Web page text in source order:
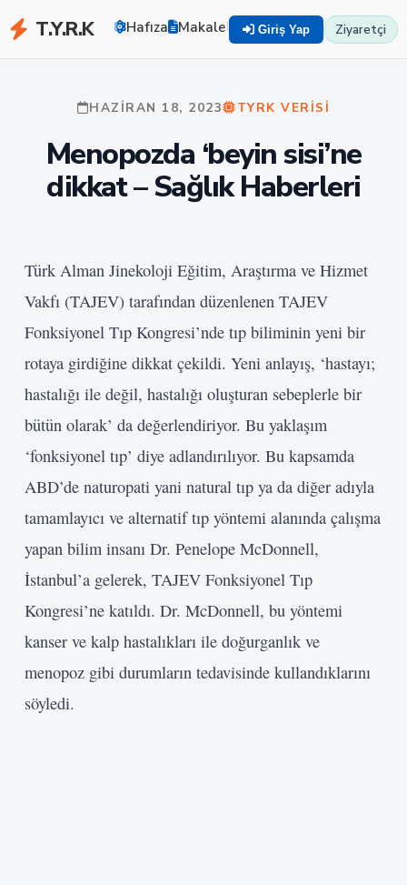
T.Y.R.K Hafıza Makaleler Zekayı Eğit TYRK
Giriş Yap Ziyaretçi
HAZIRAN 18, 2023 TYRK VERISI
Menopozda ‘beyin sisi’ne
dikkat – Sağlık Haberleri
Türk Alman Jinekoloji Eğitim, Araştırma ve Hizmet
Vakfı (TAJEV) tarafından düzenlenen TAJEV
Fonksiyonel Tıp Kongresi’nde tıp biliminin yeni bir
rotaya girdiğine dikkat çekildi. Yeni anlayış, ‘hastayı;
hastalığı ile değil, hastalığı oluşturan sebeplerle bir
bütün olarak’ da değerlendiriyor. Bu yaklaşım
‘fonksiyonel tıp’ diye adlandırılıyor. Bu kapsamda
ABD’de naturopati yani natural tıp ya da diğer adıyla
tamamlayıcı ve alternatif tıp yöntemi alanında çalışma
yapan bilim insanı Dr. Penelope McDonnell,
İstanbul’a gelerek, TAJEV Fonksiyonel Tıp
Kongresi’ne katıldı. Dr. McDonnell, bu yöntemi
kanser ve kalp hastalıkları ile doğurganlık ve
menopoz gibi durumların tedavisinde kullandıklarını
söyledi.